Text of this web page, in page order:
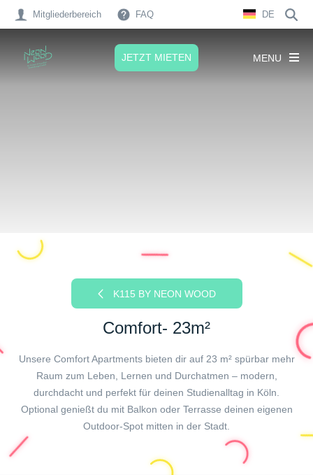
Mitgliederbereich FAQ DE
MENU
JETZT MIETEN
K115 BY NEON WOOD
Comfort- 23m²
Unsere Comfort Apartments bieten dir auf 23 m² spürbar mehr
Raum zum Leben, Lernen und Durchatmen – modern,
durchdacht und perfekt für deinen Studienalltag in Köln.
Optional genießt du mit Balkon oder Terrasse deinen eigenen
Outdoor-Spot mitten in der Stadt.